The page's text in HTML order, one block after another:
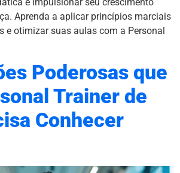
Aprenda a aplicar princípios marciais
e otimizar suas aulas com a Personal
Poderosas que
Trainer de
Conhecer